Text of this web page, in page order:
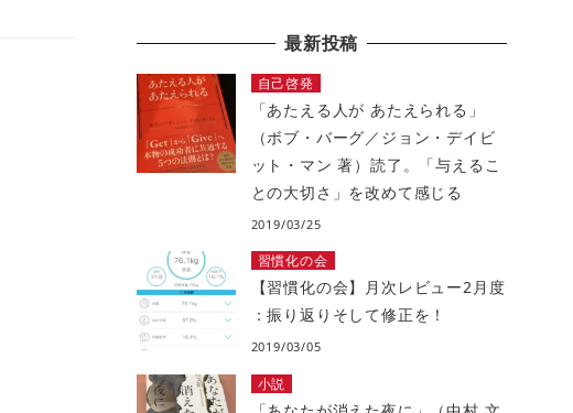
最新投稿
自己啓発
「あたえる人が あたえられる」
（ボブ・バーグ／ジョン・デイビ
ット・マン 著）読了。「与えるこ
との大切さ」を改めて感じる
2019/03/25
習慣化の会
【習慣化の会】月次レビュー2月度
：振り返りそして修正を！
2019/03/05
小説